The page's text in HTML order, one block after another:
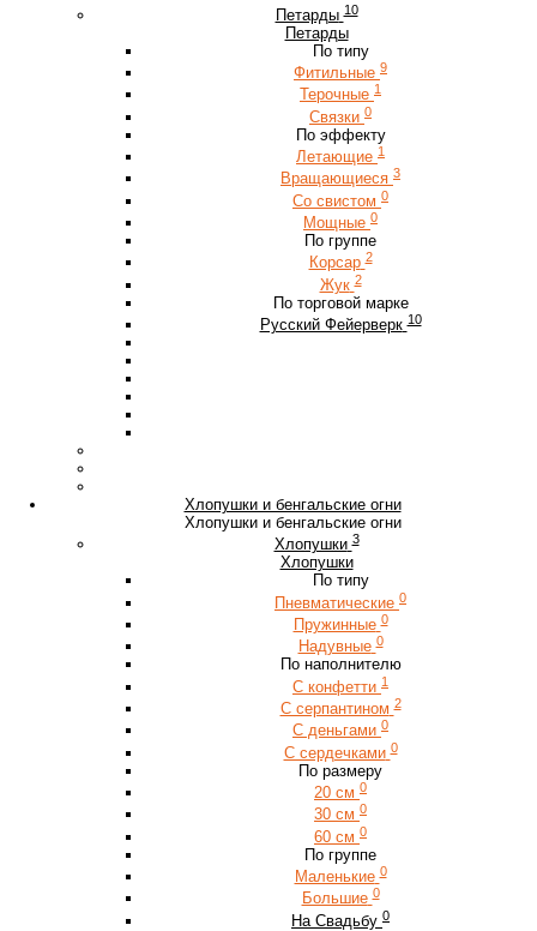
Петарды 10
Петарды
По типу
Фитильные 9
Терочные 1
Связки 0
По эффекту
Летающие 1
Вращающиеся 3
Со свистом 0
Мощные 0
По группе
Корсар 2
Жук 2
По торговой марке
Русский Фейерверк 10
Хлопушки и бенгальские огни
Хлопушки и бенгальские огни
Хлопушки 3
Хлопушки
По типу
Пневматические 0
Пружинные 0
Надувные 0
По наполнителю
С конфетти 1
С серпантином 2
С деньгами 0
С сердечками 0
По размеру
20 см 0
30 см 0
60 см 0
По группе
Маленькие 0
Большие 0
На Свадьбу 0